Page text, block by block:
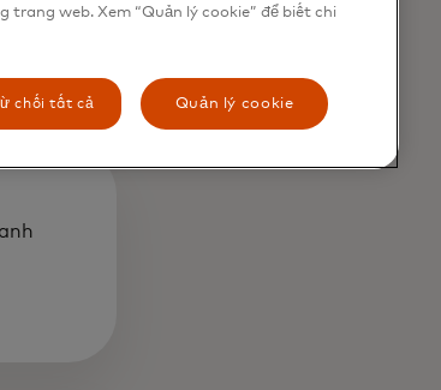
web. Xem “Quản lý cookie” để biết chi
chối tất cả Quản lý cookie